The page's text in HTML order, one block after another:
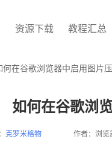
资源下载 教程汇总
何在谷歌浏览器中启用图片
如何在谷歌浏
克罗米格物 作者：浏览